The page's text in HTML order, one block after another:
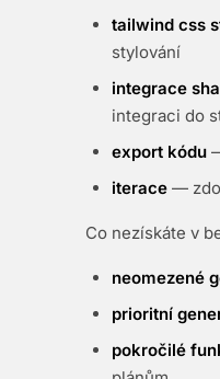
tailwind css
stylování
integrace
integraci do
export kódu
iterace —
Co nezískáte v
neomezené
prioritní
pokročilé